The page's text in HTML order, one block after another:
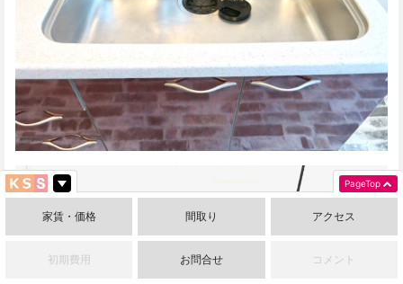
家賃・価格 間取り アクセス
初期費用 お問合せ コメント
PageTop